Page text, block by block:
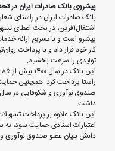
پیشروی بانک صادرات ایران در
اشتغال‌آفرین، در بحث اعطای
پیشرو است و با تسریع ارائه
کار خود قرار داد و با پرداخت
تولیدی را سرعت بخشید.
راستا پرداخت کرد. همچنین
داشت.
این بانک علاوه بر پرداخت
دانش بنیان عضو صندوق نوآوری